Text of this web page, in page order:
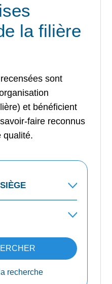
la filière
sont
et bénéficient
faire reconnus
qualité.
recherche